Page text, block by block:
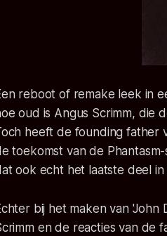
reboot of remake leek in
oud is Angus Scrimm, die
heeft de founding father
toekomst van de
ook echt het laatste deel in
bij het maken van
en de reacties van de